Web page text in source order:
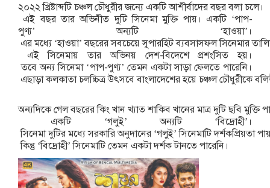
২০২২ খ্রিষ্টাব্দটিচঞ্চলচৌধুরীরজন্যে একটিআশীর্বাদেরবছরবলাচলে।
এই বছর তার অভিনীত দুটি সিনেমা মুক্তি পায়। একটি‘পাপ-
পুণ্য’অন্যটি‘হাওয়া’ ।
এরমধ্যে ‘হাওয়া’বছরেরসবচেয়েসুপারহিটব্যবসাসফলসিনেমার
এই
সিনেমায় তার অভিনয় দেশ-বিদেশে প্রশংসিত
হয়।
তবে অন্য সিনেমা‘পাপ-পুণ্য’ তেমন একটা সাড়া ফেলতে পারেনি।
এছাড়াকলকাতাচলচ্চিত্রউৎসবেবাংলাদেশেরহয়েচঞ্চলচৌধুরীকে
অন্যদিকেগেলবছরেরকিং খানখ্যাতশাকিবখানেরমাত্রদুটিছবিমুক্তি
একটি‘গলুই’অন্যটি‘বিদ্রোহী’ ।
সিনেমাদুটিরমধ্যেসরকারিঅনুদানের ‘গলুই’সিনেমাটিদর্শকপ্রিয়তা
কিন্তু‘বিদ্রোহী’সিনেমাটিতেমন একটাদর্শকটানতেপারেনি।